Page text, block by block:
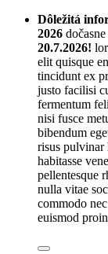
Dôležitá
2026 dočasne
20.7.2026!
elit quisque
tincidunt ex
justo facilisi
fermentum
nisi fusce
bibendum
risus pulvinar
habitasse
pellentesque
nulla vitae
commodo
euismod proin